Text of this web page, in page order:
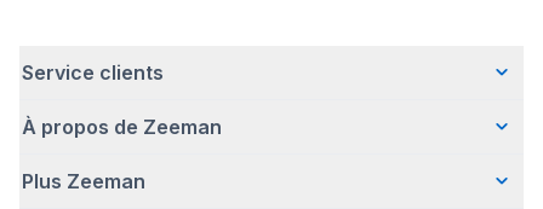
Service clients
Questions fréquentes
Livraison
À propos de Zeeman
Qui sommes-nous ?
Plus Zeeman